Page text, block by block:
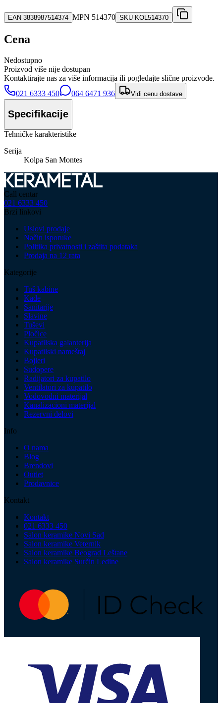
EAN 3838987514374 MPN 514370 SKU KOL514370
Cena
Nedostupno
Proizvod više nije dostupan
Kontaktirajte nas za više informacija ili pogledajte slične proizvode.
021 6333 450
064 6471 936 Vidi cenu dostave
Specifikacije
Tehničke karakteristike
Serija
Kolpa San Montes
Call centar
021 6333 450
Brzi linkovi
Uslovi prodaje
Način isporuke
Politika privatnosti i zaštita podataka
Prodaja na 12 rata
Kategorije
Tuš kabine
Kade
Sanitarije
Slavine
Tuševi
Pločice
Kupatilska galanterija
Kupatilski nameštaj
Bojleri
Sudopere
Radijatori za kupatilo
Ventilatori za kupatilo
Vodovodni materijal
Kanalizacioni materijal
Rezervni delovi
Info
O nama
Blog
Brendovi
Outlet
Prodavnice
Kontakt
Kontakt
021 6333 450
Salon keramike Novi Sad
Salon keramike Veternik
Salon keramike Beograd Leštane
Salon keramike Surčin Ledine